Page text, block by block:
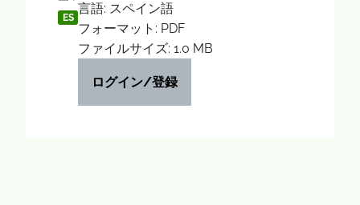
ES
言語: スペイン語
フォーマット: PDF
ファイルサイズ: 1.0 MB
ログイン/登録